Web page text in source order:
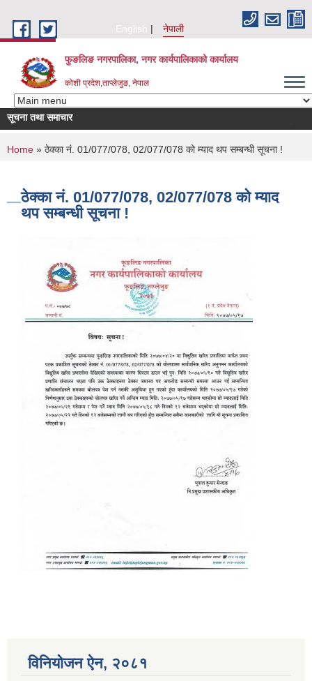
English
नेपाली
फुङलिङ नगरपालिका, नगर कार्यपालिकाको कार्यालय
कोशी प्रदेश,ताप्लेजुङ, नेपाल
सूचना तथा समाचार
You are here
Home » ठेक्का नं. 01/077/078, 02/077/078 को म्याद थप सम्बन्धी सूचना !
ठेक्का नं. 01/077/078, 02/077/078 को म्याद
थप सम्बन्धी सूचना !
विनियोजन ऐन‚ २०८१